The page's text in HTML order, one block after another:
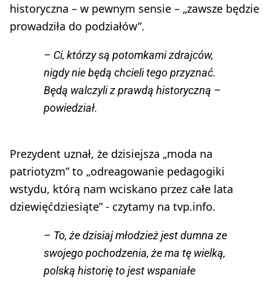
historyczna – w pewnym sensie – „zawsze będzie
prowadziła do podziałów”.
– Ci, którzy są potomkami zdrajców,
nigdy nie będą chcieli tego przyznać.
Będą walczyli z prawdą historyczną –
powiedział.
Prezydent uznał, że dzisiejsza „moda na
patriotyzm” to „odreagowanie pedagogiki
wstydu, którą nam wciskano przez całe lata
dziewięćdziesiąte” - czytamy na tvp.info.
– To, że dzisiaj młodzież jest dumna ze
swojego pochodzenia, że ma tę wielką,
polską historię to jest wspaniałe